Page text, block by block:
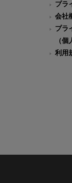
プラ
会社
プラ
（
利用